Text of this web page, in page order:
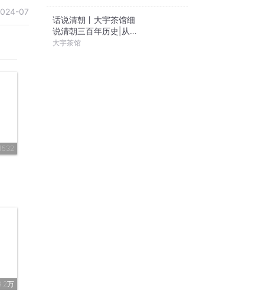
07
1532
万
话说清朝丨大宇茶馆细
说清朝三百年历史|从努
尔哈赤到末代皇帝溥仪|
大宇茶馆